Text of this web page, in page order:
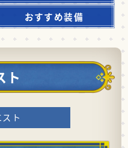
おすすめ装備
ト
ト